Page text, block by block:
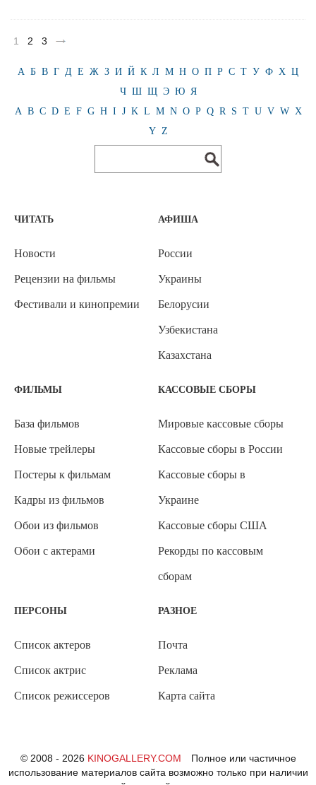
1 2 3
А Б В Г Д Е Ж З И Й К Л М Н О П Р С Т У Ф Х Ц
Ч Ш Щ Э Ю Я
A B C D E F G H I J K L M N O P Q R S T U V W X
Y Z
ЧИТАТЬ
Новости
Рецензии на фильмы
Фестивали и кинопремии
АФИША
России
Украины
Белорусии
Узбекистана
Казахстана
ФИЛЬМЫ
База фильмов
Новые трейлеры
Постеры к фильмам
Кадры из фильмов
Обои из фильмов
Обои с актерами
КАССОВЫЕ СБОРЫ
Мировые кассовые сборы
Кассовые сборы в России
Кассовые сборы в
Украине
Кассовые сборы США
Рекорды по кассовым
сборам
ПЕРСОНЫ
Список актеров
Список актрис
Список режиссеров
РАЗНОЕ
Почта
Реклама
Карта сайта
© 2008 - 2026 KINOGALLERY.COM
Полное или частичное
использование материалов сайта возможно только при наличии